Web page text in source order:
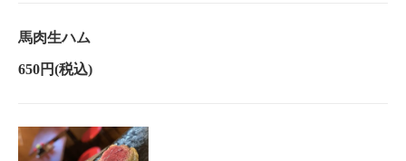
馬肉生ハム
650円(税込)